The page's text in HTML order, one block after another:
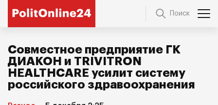
Поиск
Совместное предприятие ГК
ДИАКОН и TRIVITRON
HEALTHCARE усилит систему
российского здравоохранения